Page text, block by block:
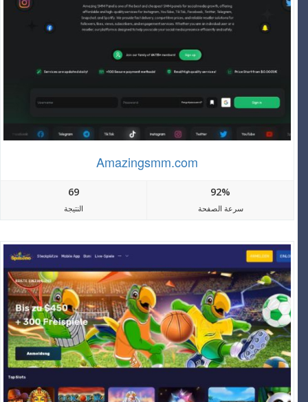
Amazingsmm.com
69
النتيجة
92%
سرعة الصفحة